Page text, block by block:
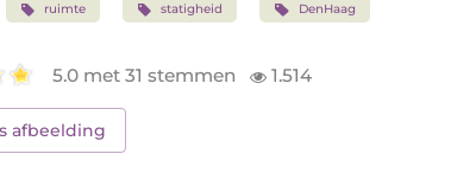
ruimte statigheid DenHaag
5.0 met 31 stemmen 1.514
afbeelding